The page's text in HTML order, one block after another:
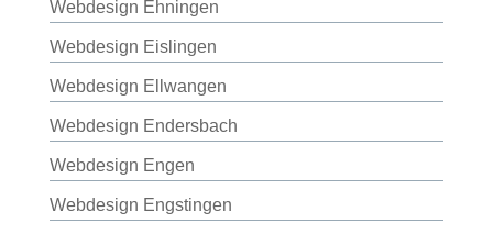
Webdesign Ehningen
Webdesign Eislingen
Webdesign Ellwangen
Webdesign Endersbach
Webdesign Engen
Webdesign Engstingen